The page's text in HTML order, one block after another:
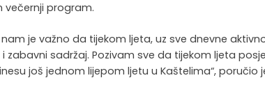
program.
je važno da tijekom ljeta, uz sve dnevne
sadržaj. Pozivam sve da tijekom ljeta
još jednom lijepom ljetu u Kaštelima“, poručio